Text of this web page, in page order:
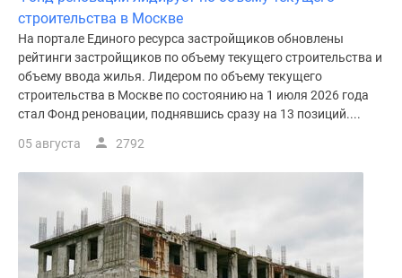
строительства в Москве
На портале Единого ресурса застройщиков обновлены
рейтинги застройщиков по объему текущего строительства и
объему ввода жилья. Лидером по объему текущего
строительства в Москве по состоянию на 1 июля 2026 года
стал Фонд реновации, поднявшись сразу на 13 позиций....
05 августа 2792